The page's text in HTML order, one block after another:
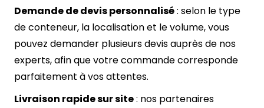
Demande de devis personnalisé: selon le type
de conteneur, la localisation et le volume, vous
pouvez demander plusieurs devis auprès de nos
experts, afin que votre commande corresponde
parfaitement à vos attentes.
Livraison rapide sur site: nos partenaires